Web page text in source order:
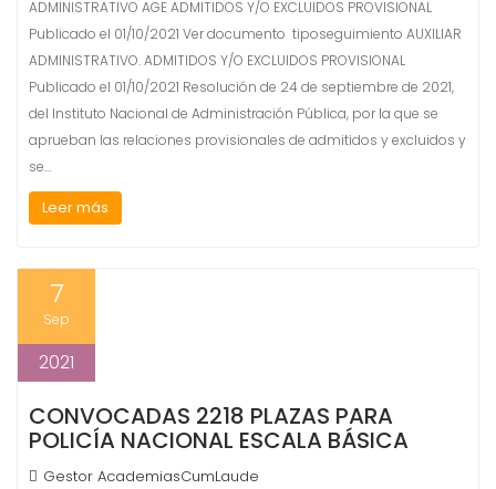
ADMINISTRATIVO AGE ADMITIDOS Y/O EXCLUIDOS PROVISIONAL
Publicado el 01/10/2021 Ver documento tiposeguimiento AUXILIAR
ADMINISTRATIVO. ADMITIDOS Y/O EXCLUIDOS PROVISIONAL
Publicado el 01/10/2021 Resolución de 24 de septiembre de 2021,
del Instituto Nacional de Administración Pública, por la que se
aprueban las relaciones provisionales de admitidos y excluidos y
se…
Leer más
7
Sep
2021
CONVOCADAS 2218 PLAZAS PARA
POLICÍA NACIONAL ESCALA BÁSICA
Gestor AcademiasCumLaude